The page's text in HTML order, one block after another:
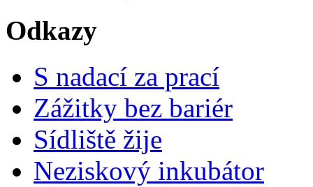
Odkazy
S nadací za prací
Zážitky bez bariér
Sídliště žije
Neziskový inkubátor